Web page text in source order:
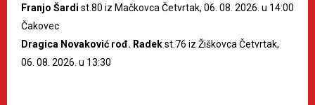
Franjo Šardi st.80 iz Mačkovca Četvrtak, 06. 08. 2026. u 14:00
Čakovec
Dragica Novaković rođ. Radekst.76 iz Žiškovca Četvrtak,
06. 08. 2026. u 13:30